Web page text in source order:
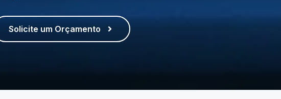
Solicite um Orçamento